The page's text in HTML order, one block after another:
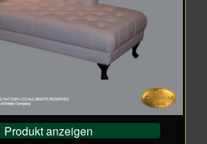
Produkt anzeigen